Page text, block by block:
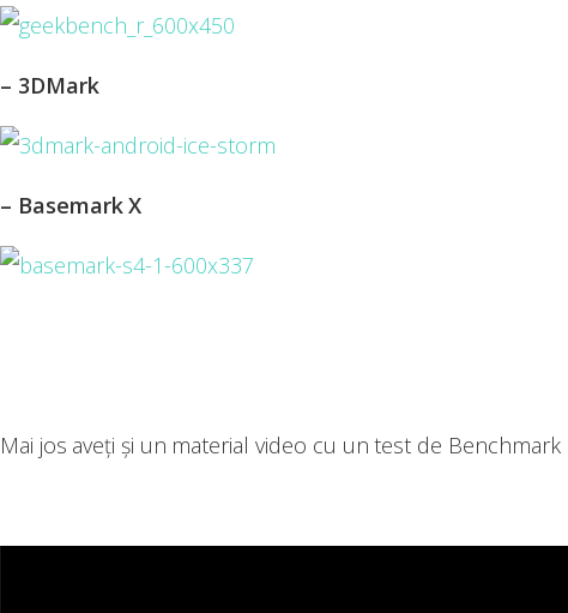
– 3DMark
– Basemark X
Mai jos aveți și un material video cu un test de Benchmark